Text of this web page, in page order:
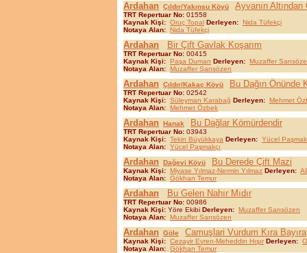
Ardahan Çıldır/Yakınsu Köyü Ayvanın
TRT Repertuar No: 01558
Kaynak Kişi: Oruç Topal Derleyen: Nida Tüfekçi
Notaya Alan: Nida Tüfekçi
Ardahan Bir Çift Gavlak Koşarım
TRT Repertuar No: 00415
Kaynak Kişi: Paşa Duman Derleyen: Muzaffer
Notaya Alan: Muzaffer Sarısözen
Ardahan Çıldır/Kakaç Köyü Bu Dağın Önünde
TRT Repertuar No: 02542
Kaynak Kişi: Süleyman Karabağ Derleyen: Mehmet
Notaya Alan: Mehmet Özbek
Ardahan Hanak Bu Dağlar Kömürdendir
TRT Repertuar No: 03943
Kaynak Kişi: Tekin Büyükkaya Derleyen: Yücel
Notaya Alan: Yücel Paşmakçı
Ardahan Dağevi Köyü Bu Derede Çift Mazi
Kaynak Kişi: Miyase Yılmaz-Nermin Yılmaz Derleyen:
Notaya Alan: Gökhan Temur
Ardahan Bu Gelen Nahır Mıdır
TRT Repertuar No: 00986
Kaynak Kişi: Yöre Ekibi Derleyen: Muzaffer Sarısözen
Notaya Alan: Muzaffer Sarısözen
Ardahan Göle Camuşlari Vurdum Kıra Bayıra
Kaynak Kişi: Cezayir Evren-Meheddin Hışır Derleyen:
Notaya Alan: Gökhan Temur